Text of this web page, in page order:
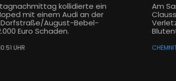
kollidierte ein
mit einem Audi an der
Dorfstraße/August-Bebel-
Euro Schaden.
UHR
Am